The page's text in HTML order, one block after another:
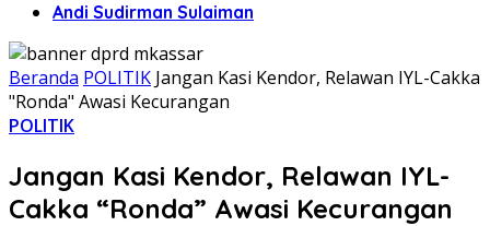
Andi Sudirman Sulaiman
Beranda POLITIK Jangan Kasi Kendor, Relawan IYL-Cakka
"Ronda" Awasi Kecurangan
POLITIK
Jangan Kasi Kendor, Relawan IYL-
Cakka “Ronda” Awasi Kecurangan